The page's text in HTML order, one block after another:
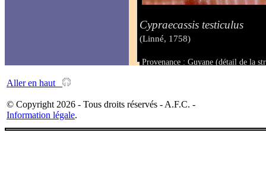
Cypraecassis testiculus
(Linné, 1758)
Provenance : Guyane (détail de la
Aller en haut
© Copyright 2026 - Tous droits réservés - A.F.C. -
Information légale.